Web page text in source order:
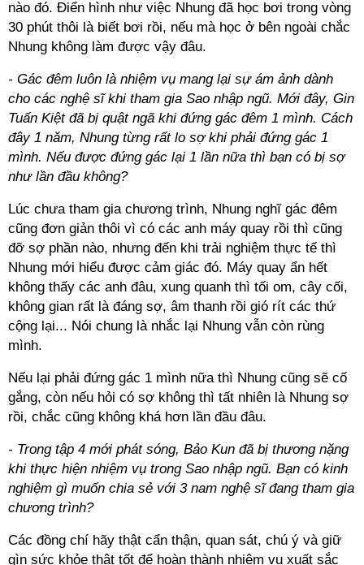
nào đó. Điển hình như việc Nhung đã học bơi trong vòng
30 phút thôi là biết bơi rồi, nếu mà học ở bên ngoài chắc
Nhung không làm được vậy đâu.
- Gác đêm luôn là nhiệm vụ mang lại sự ám ảnh dành
cho các nghệ sĩ khi tham gia Sao nhập ngũ. Mới đây, Gin
Tuấn Kiệt đã bị quật ngã khi đứng gác đêm 1 mình. Cách
đây 1 năm, Nhung từng rất lo sợ khi phải đứng gác 1
mình. Nếu được đứng gác lại 1 lần nữa thì bạn có bị sợ
như lần đầu không?
Lúc chưa tham gia chương trình, Nhung nghĩ gác đêm
cũng đơn giản thôi vì có các anh máy quay rồi thì cũng
đỡ sợ phần nào, nhưng đến khi trải nghiệm thực tế thì
Nhung mới hiểu được cảm giác đó. Máy quay ẩn hết
không thấy các anh đâu, xung quanh thì tối om, cây cối,
không gian rất là đáng sợ, âm thanh rồi gió rít các thứ
cộng lại... Nói chung là nhắc lại Nhung vẫn còn rùng
mình.
Nếu lại phải đứng gác 1 mình nữa thì Nhung cũng sẽ cố
gắng, còn nếu hỏi có sợ không thì tất nhiên là Nhung sợ
rồi, chắc cũng không khá hơn lần đầu đâu.
- Trong tập 4 mới phát sóng, Bảo Kun đã bị thương nặng
khi thực hiện nhiệm vụ trong Sao nhập ngũ. Bạn có kinh
nghiệm gì muốn chia sẻ với 3 nam nghệ sĩ đang tham gia
chương trình?
Các đồng chí hãy thật cẩn thận, quan sát, chú ý và giữ
gìn sức khỏe thật tốt để hoàn thành nhiệm vụ xuất sắc